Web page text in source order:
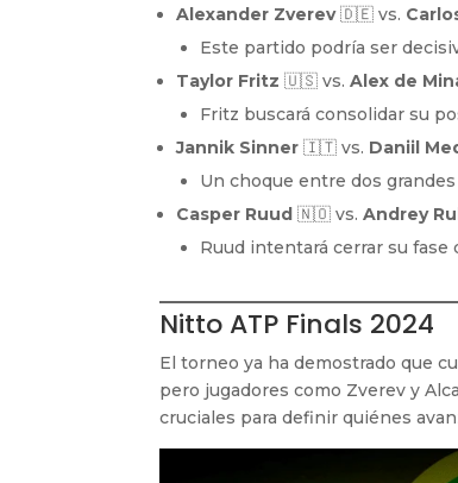
Alexander Zverev🇩🇪 vs.
Este partido podría ser
Taylor Fritz 🇺🇸 vs.Alex de
Fritz buscará consolidar su
Jannik Sinner 🇮🇹 vs. Daniil
Un choque entre dos
Casper Ruud 🇳🇴 vs.Andrey
Ruud intentará cerrar su
Nitto ATP Finals 2024
El torneo ya ha demostrado que
pero jugadores como Zverev y
cruciales para definir quiénes